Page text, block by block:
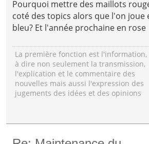
Pourquoi mettre des maillots
coté des topics alors que l'on joue
bleu? Et l'année prochaine en rose
La première fonction est l'information,
à dire non seulement la transmission,
l'explication et le commentaire des
nouvelles mais aussi l'expression des
jugements des idées et des opinions